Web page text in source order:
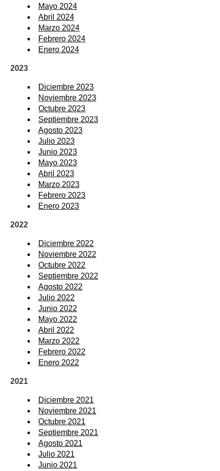
Mayo 2024
Abril 2024
Marzo 2024
Febrero 2024
Enero 2024
2023
Diciembre 2023
Noviembre 2023
Octubre 2023
Septiembre 2023
Agosto 2023
Julio 2023
Junio 2023
Mayo 2023
Abril 2023
Marzo 2023
Febrero 2023
Enero 2023
2022
Diciembre 2022
Noviembre 2022
Octubre 2022
Septiembre 2022
Agosto 2022
Julio 2022
Junio 2022
Mayo 2022
Abril 2022
Marzo 2022
Febrero 2022
Enero 2022
2021
Diciembre 2021
Noviembre 2021
Octubre 2021
Septiembre 2021
Agosto 2021
Julio 2021
Junio 2021